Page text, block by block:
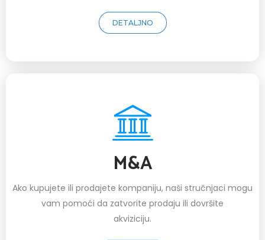
DETALJNO
M&A
Ako kupujete ili prodajete kompaniju, naši stručnjaci mogu
vam pomoći da zatvorite prodaju ili dovršite
akviziciju.